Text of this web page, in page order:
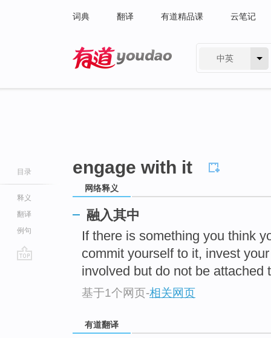
词典 翻译 有道精品课 云笔记
中英
目录
释义
翻译
例句
engage with it
网络释义
融入其中
If there is something you think
commit yourself to it, invest
involved but do not be attached
基于1个网页-相关网页
有道翻译